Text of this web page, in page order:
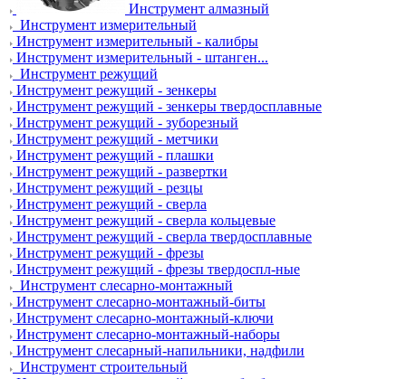
Инструмент алмазный
Инструмент измерительный
Инструмент измерительный - калибры
Инструмент измерительный - штанген...
Инструмент режущий
Инструмент режущий - зенкеры
Инструмент режущий - зенкеры твердосплавные
Инструмент режущий - зуборезный
Инструмент режущий - метчики
Инструмент режущий - плашки
Инструмент режущий - развертки
Инструмент режущий - резцы
Инструмент режущий - сверла
Инструмент режущий - сверла кольцевые
Инструмент режущий - сверла твердосплавные
Инструмент режущий - фрезы
Инструмент режущий - фрезы твердоспл-ные
Инструмент слесарно-монтажный
Инструмент слесарно-монтажный-биты
Инструмент слесарно-монтажный-ключи
Инструмент слесарно-монтажный-наборы
Инструмент слесарный-напильники, надфили
Инструмент строительный